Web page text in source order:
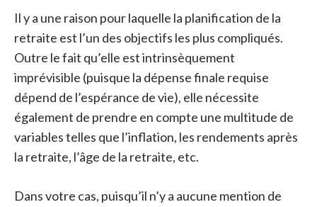
Il y a une raison pour laquelle la planification de la
retraite est l’un des objectifs les plus compliqués.
Outre le fait qu’elle est intrinsèquement
imprévisible (puisque la dépense finale requise
dépend de l’espérance de vie), elle nécessite
également de prendre en compte une multitude de
variables telles que l’inflation, les rendements après
la retraite, l’âge de la retraite, etc.
Dans votre cas, puisqu’il n’y a aucune mention de